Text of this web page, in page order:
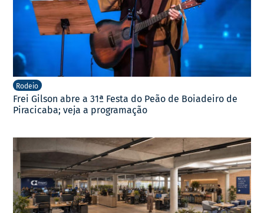
Rodeio
Frei Gilson abre a 31ª Festa do Peão de Boiadeiro de
Piracicaba; veja a programação